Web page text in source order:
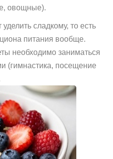
овощные).
сладкому, то есть
питания вообще.
необходимо заниматься
(гимнастика, посещение